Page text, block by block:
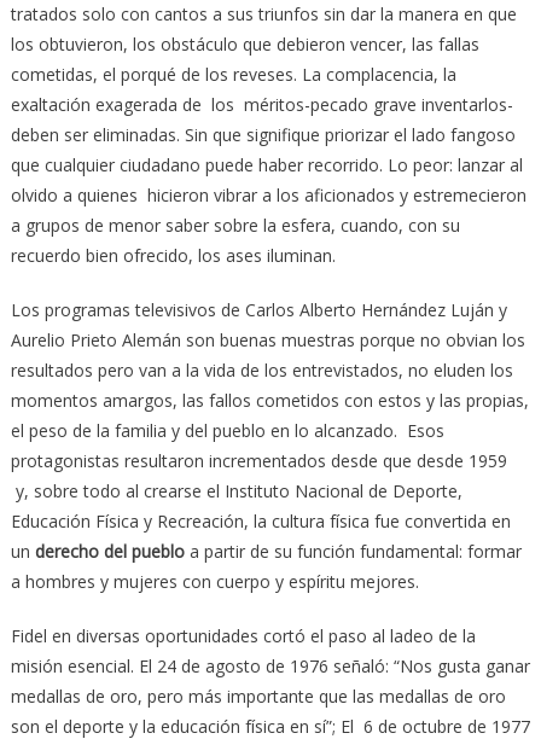
tratados solo con cantos a sus triunfos sin dar la manera en que
los obtuvieron, los obstáculo que debieron vencer, las fallas
cometidas, el porqué de los reveses. La complacencia, la
exaltación exagerada de los méritos-pecado grave inventarlos-
deben ser eliminadas. Sin que signifique priorizar el lado fangoso
que cualquier ciudadano puede haber recorrido. Lo peor: lanzar al
olvido a quienes hicieron vibrar a los aficionados y estremecieron
a grupos de menor saber sobre la esfera, cuando, con su
recuerdo bien ofrecido, los ases iluminan.
Los programas televisivos de Carlos Alberto Hernández Luján y
Aurelio Prieto Alemán son buenas muestras porque no obvian los
resultados pero van a la vida de los entrevistados, no eluden los
momentos amargos, las fallos cometidos con estos y las propias,
el peso de la familia y del pueblo en lo alcanzado. Esos
protagonistas resultaron incrementados desde que desde 1959
y, sobre todo al crearse el Instituto Nacional de Deporte,
Educación Física y Recreación, la cultura física fue convertida en
un derecho del puebloa partir de su función fundamental: formar
a hombres y mujeres con cuerpo y espíritu mejores.
Fidel en diversas oportunidades cortó el paso al ladeo de la
misión esencial. El 24 de agosto de 1976 señaló: “Nos gusta ganar
medallas de oro, pero más importante que las medallas de oro
son el deporte y la educación física en sí”; El 6 de octubre de 1977